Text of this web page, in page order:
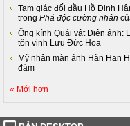
Tam giác đối đầu Hồ Định
trong Phá độc cường nhân
Ống kính Quái vật Điện ảnh:
tôn vinh Lưu Đức Hoa
Mỹ nhân màn ảnh Hàn Han
đám
« Mới hơn